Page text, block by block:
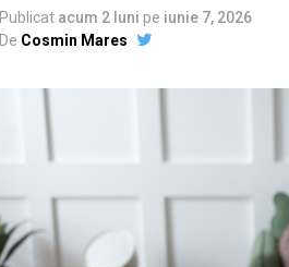
Publicat acum 2 luni pe iunie 7, 2026
De Cosmin Mares